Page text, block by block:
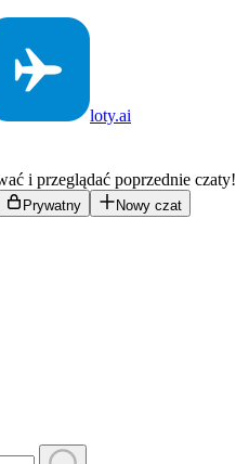
loty.ai
i przeglądać poprzednie czaty!
Prywatny Nowy czat